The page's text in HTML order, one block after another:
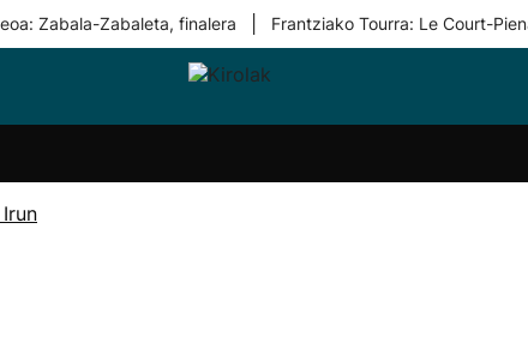
Zabala-Zabaleta, finalera Frantziako Tourra: Le Court-
Taldeak